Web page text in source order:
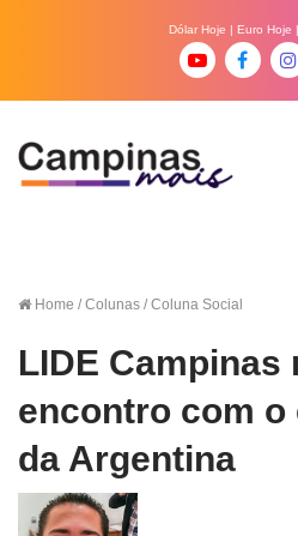
Dólar Hoje | Euro Hoje
Home / Colunas / Coluna Social
LIDE Campinas
encontro com o
da Argentina